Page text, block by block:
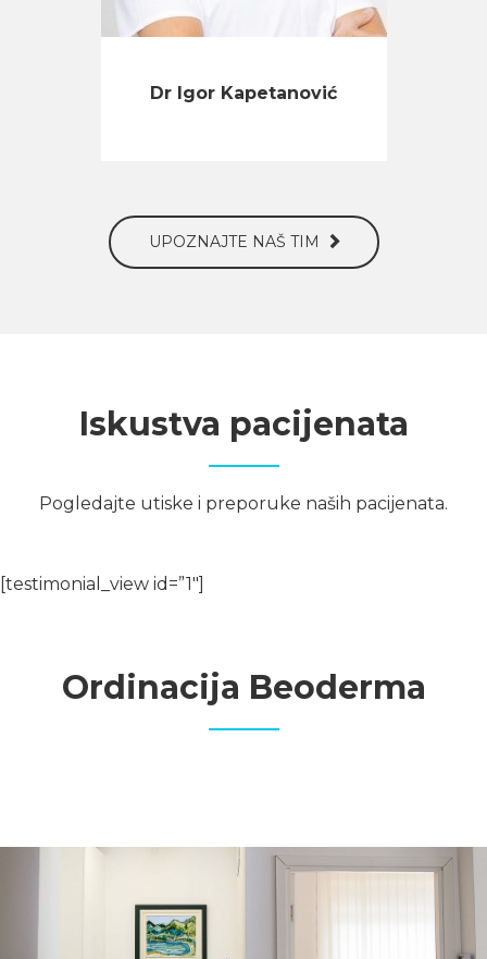
Dr Igor Kapetanović
UPOZNAJTE NAŠ TIM
Iskustva pacijenata
Pogledajte utiske i preporuke naših pacijenata.
[testimonial_view id=”1″]
Ordinacija Beoderma